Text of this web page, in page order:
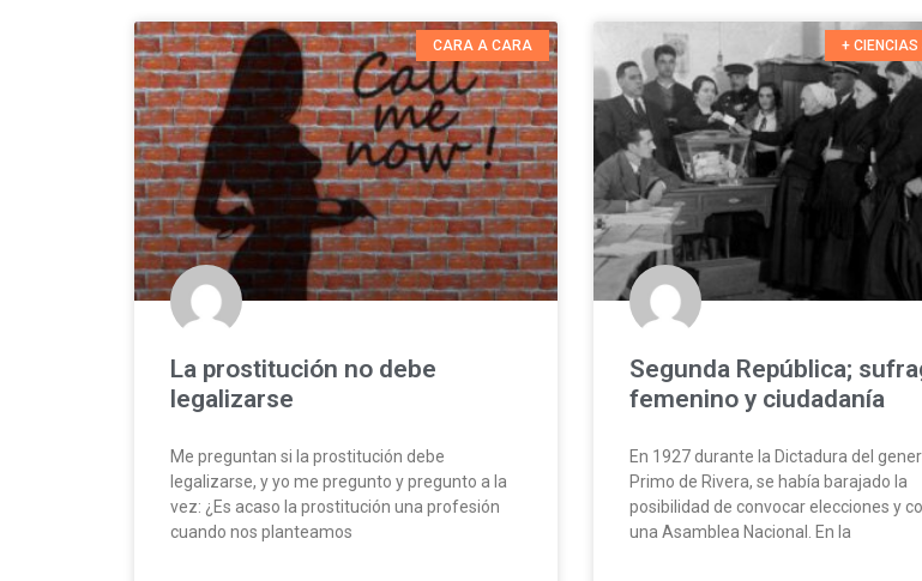
CARA A CARA
La prostitución no debe
legalizarse
Me preguntan si la prostitución debe
legalizarse, y yo me pregunto y pregunto a la
vez: ¿Es acaso la prostitución una profesión
cuando nos planteamos
+
Segunda República;
femenino y ciudadanía
En 1927 durante la Dictadura del
Primo de Rivera, se había barajado la
posibilidad de convocar elecciones y
una Asamblea Nacional. En la